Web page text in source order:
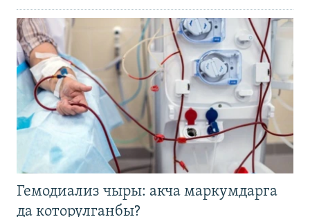
Гемодиализ чыры: акча маркумдарга
да которулганбы?